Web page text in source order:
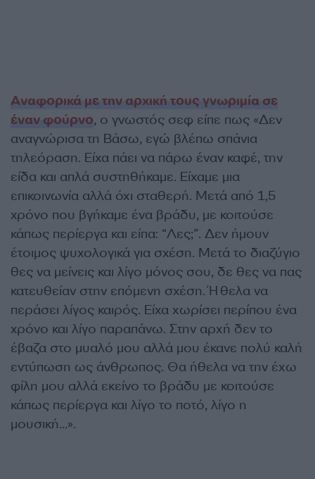
Αναφορικά με την αρχική τους γνωριμία σε
έναν φούρνο, ο γνωστός σεφ είπε πως «Δεν
αναγνώρισα τη Βάσω, εγώ βλέπω σπάνια
τηλεόραση. Είχα πάει να πάρω έναν καφέ, την
είδα και απλά συστηθήκαμε. Είχαμε μια
επικοινωνία αλλά όχι σταθερή. Μετά από 1,5
χρόνο που βγήκαμε ένα βράδυ, με κοιτούσε
κάπως περίεργα και είπα: “Λες;”. Δεν ήμουν
έτοιμος ψυχολογικά για σχέση. Μετά το διαζύγιο
θες να μείνεις και λίγο μόνος σου, δε θες να πας
κατευθείαν στην επόμενη σχέση. Ήθελα να
περάσει λίγος καιρός. Είχα χωρίσει περίπου ένα
χρόνο και λίγο παραπάνω. Στην αρχή δεν το
έβαζα στο μυαλό μου αλλά μου έκανε πολύ καλή
εντύπωση ως άνθρωπος. Θα ήθελα να την έχω
φίλη μου αλλά εκείνο το βράδυ με κοιτούσε
κάπως περίεργα και λίγο το ποτό, λίγο η
μουσική…».